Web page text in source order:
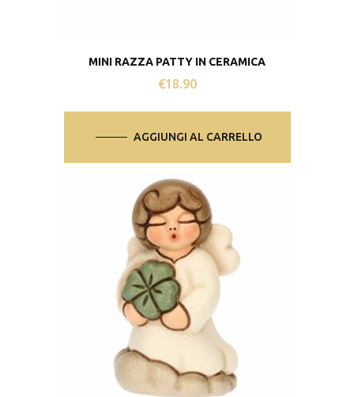
MINI RAZZA PATTY IN CERAMICA
€18.90
AGGIUNGI AL CARRELLO